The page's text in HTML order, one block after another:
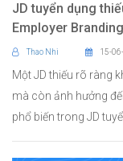
JD tuyển dụng
Employer
Thao Nhi 15-
Một JD thiếu rõ ràng
mà còn ảnh hưởng
phổ biến trong JD